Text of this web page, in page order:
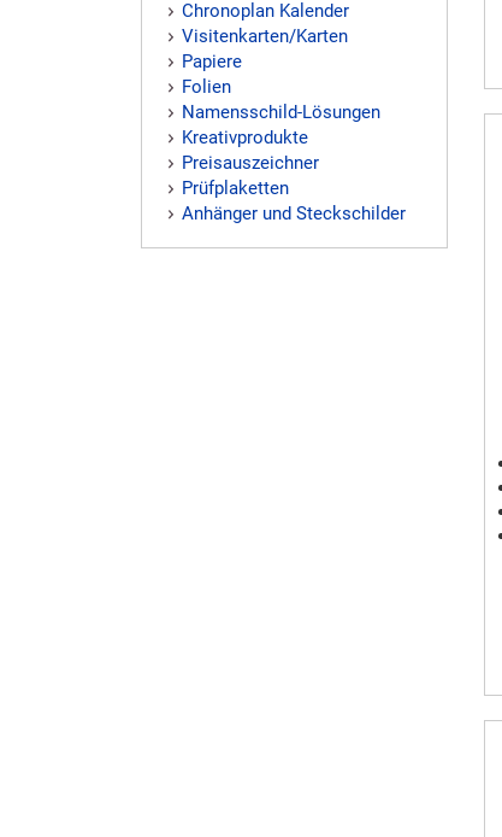
Chronoplan Kalender
Visitenkarten/Karten
Papiere
Folien
Namensschild-Lösungen
Kreativprodukte
Preisauszeichner
Prüfplaketten
Anhänger und Steckschilder